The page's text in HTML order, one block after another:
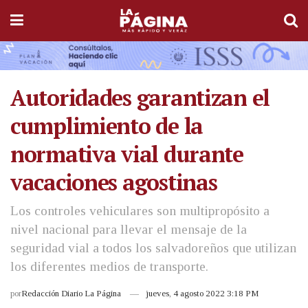
Autoridades garantizan el
cumplimiento de la
normativa vial durante
vacaciones agostinas
Los controles vehiculares son multipropósito a
nivel nacional para llevar el mensaje de la
seguridad vial a todos los salvadoreños que utilizan
los diferentes medios de transporte.
porRedacción Diario La Página jueves, 4 agosto 2022 3:18 PM